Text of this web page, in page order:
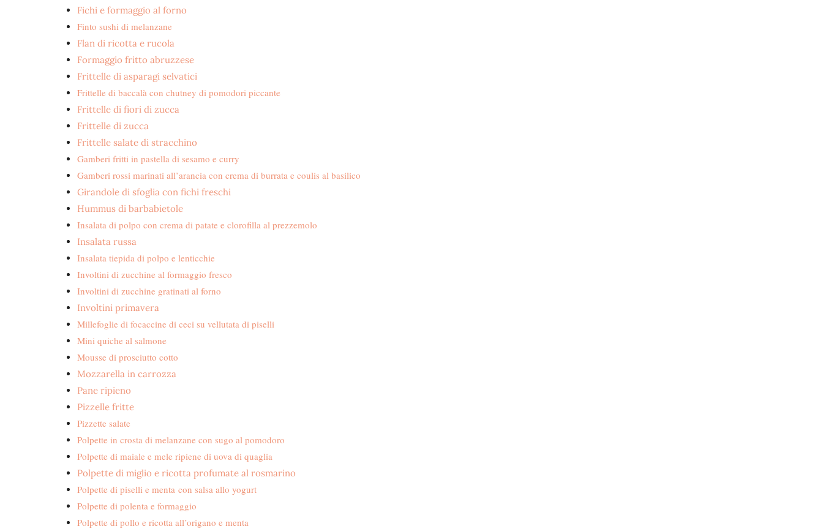
Fichi e formaggio al forno
Finto sushi di melanzane
Flan di ricotta e rucola
Formaggio fritto abruzzese
Frittelle di asparagi selvatici
Frittelle di baccalà con chutney di pomodori piccante
Frittelle di fiori di zucca
Frittelle di zucca
Frittelle salate di stracchino
Gamberi fritti in pastella di sesamo e curry
Gamberi rossi marinati all’arancia con crema di burrata e coulis al basilico
Girandole di sfoglia con fichi freschi
Hummus di barbabietole
Insalata di polpo con crema di patate e clorofilla al prezzemolo
Insalata russa
Insalata tiepida di polpo e lenticchie
Involtini di zucchine al formaggio fresco
Involtini di zucchine gratinati al forno
Involtini primavera
Millefoglie di focaccine di ceci su vellutata di piselli
Mini quiche al salmone
Mousse di prosciutto cotto
Mozzarella in carrozza
Pane ripieno
Pizzelle fritte
Pizzette salate
Polpette in crosta di melanzane con sugo al pomodoro
Polpette di maiale e mele ripiene di uova di quaglia
Polpette di miglio e ricotta profumate al rosmarino
Polpette di piselli e menta con salsa allo yogurt
Polpette di polenta e formaggio
Polpette di pollo e ricotta all’origano e menta